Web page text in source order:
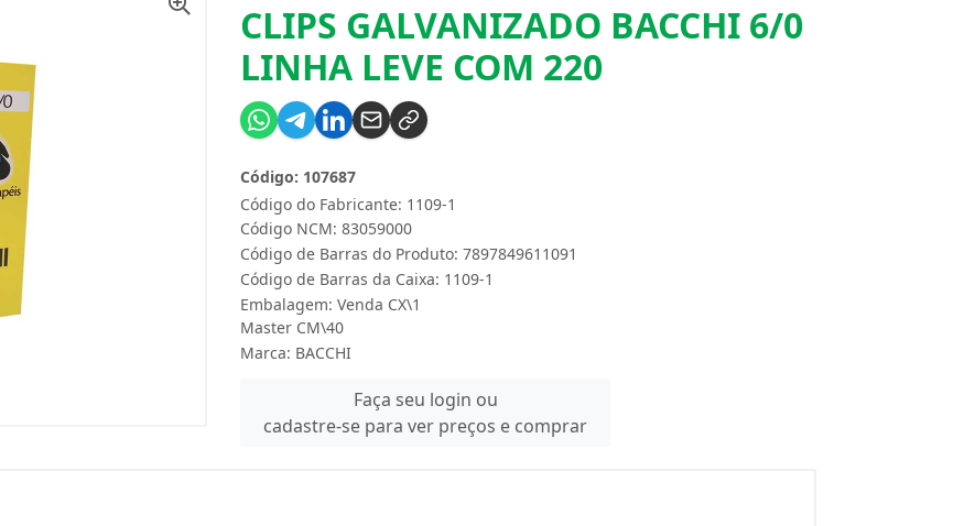
CLIPS GALVANIZADO BACCHI 6/0
LINHA LEVE COM 220
Código do Fabricante: 1109-1
Código: 107687
Código NCM: 83059000
Código de Barras do Produto: 7897849611091
Código de Barras da Caixa: 1109-1
Embalagem: Venda CX\1
Master CM\40
Marca: BACCHI
Faça seu login ou
cadastre-se para ver preços e comprar